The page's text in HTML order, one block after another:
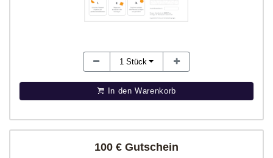
1 Stück
In den Warenkorb
100 € Gutschein